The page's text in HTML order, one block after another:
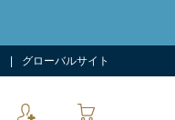
グローバルサイト